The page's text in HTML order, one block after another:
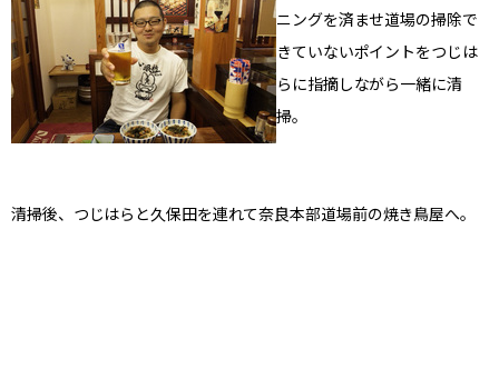
ニングを済ませ道場の掃除で
きていないポイントをつじは
らに指摘しながら一緒に清
掃。
清掃後、つじはらと久保田を連れて奈良本部道場前の焼き鳥屋へ。